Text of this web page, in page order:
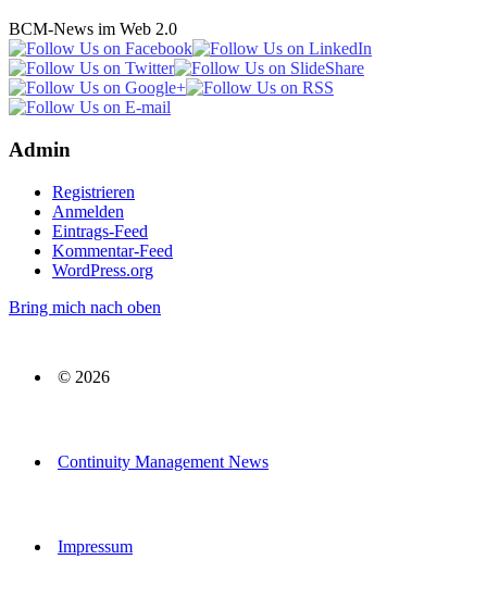
BCM-News im Web 2.0
Admin
Registrieren
Anmelden
Eintrags-Feed
Kommentar-Feed
WordPress.org
Bring mich nach oben
© 2026
Continuity Management News
Impressum